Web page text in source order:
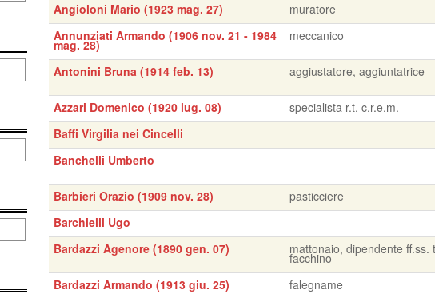
Angioloni Mario (1923 mag. 27) muratore
Annunziati Armando (1906 nov. 21 - 1984
mag. 28)
meccanico
Antonini Bruna (1914 feb. 13) aggiustatore, aggiuntatrice
Azzari Domenico (1920 lug. 08)
specialista r.t. c.r.e.m.
Baffi Virgilia nei Cincelli
Banchelli Umberto
Barbieri Orazio (1909 nov. 28)
pasticciere
Barchielli Ugo
Bardazzi Agenore (1890 gen. 07)
mattonaio, dipendente ff.ss.
facchino
Bardazzi Armando (1913 giu. 25)
falegname